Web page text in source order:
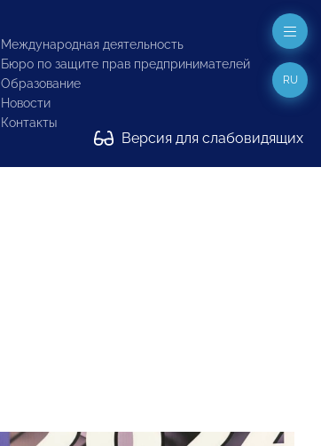
Международная деятельность
Бюро по защите прав предпринимателей
Образование
Новости
Контакты
Версия для слабовидящих
RU